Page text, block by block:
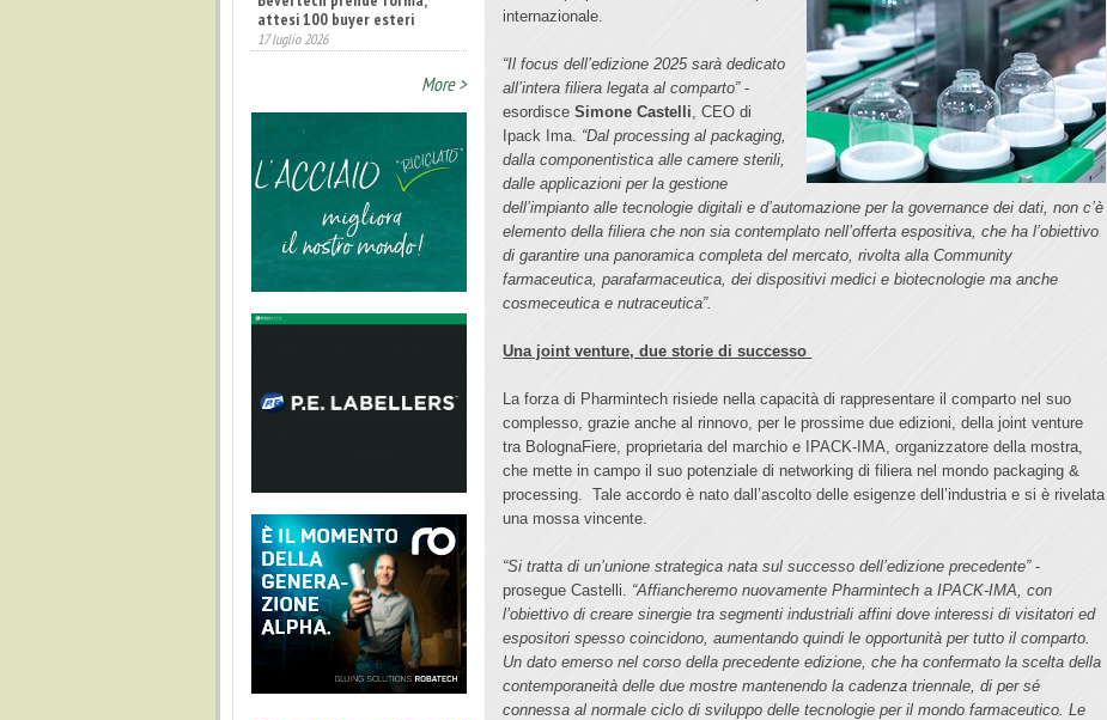
internazionale.
“Il focus dell’edizione 2025 sarà dedicato
all’intera filiera legata al comparto”-
esordisceSimone Castelli, CEO di
Ipack Ima. “Dal processing al packaging,
dalla componentistica alle camere sterili,
dalle applicazioni per la gestione
dell’impianto alle tecnologie digitali e d’automazione per la governance dei dati, non c’è
elemento della filiera che non sia contemplato nell’offerta espositiva, che ha l’obiettivo
di garantire una panoramica completa del mercato, rivolta alla Community
farmaceutica, parafarmaceutica, dei dispositivi medici e biotecnologie ma anche
cosmeceutica e nutraceutica”.
Una joint venture, due storie di successo
La forza di Pharmintech risiede nella capacità di rappresentare il comparto nel suo
complesso, grazie anche al rinnovo, per le prossime due edizioni, della joint venture
tra BolognaFiere, proprietaria del marchio e IPACK-IMA, organizzatore della mostra,
che mette in campo il suo potenziale di networking di filiera nel mondo packaging &
processing. Tale accordo è nato dall’ascolto delle esigenze dell’industria e si è rivelata
una mossa vincente.
“Si tratta di un’unione strategica nata sul successo dell’edizione precedente”-
prosegue Castelli. “Affiancheremo nuovamente Pharmintech a IPACK-IMA, con
l’obiettivo di creare sinergie tra segmenti industriali affini dove interessi di visitatori ed
espositori spesso coincidono, aumentando quindi le opportunità per tutto il comparto.
Un dato emerso nel corso della precedente edizione, che ha confermato la scelta della
contemporaneità delle due mostre mantenendo la cadenza triennale, di per sé
connessa al normale ciclo di sviluppo delle tecnologie per il mondo farmaceutico. Le
attesi 100 buyer esteri
17 luglio 2026
Diamonds Awards 2026 di FTA
More >